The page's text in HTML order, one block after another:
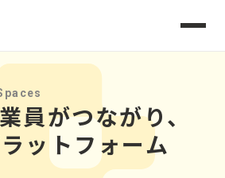
員がつながり、
ットフォーム